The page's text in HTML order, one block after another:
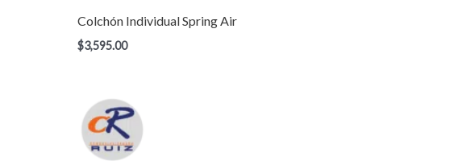
Colchón Individual Spring Air
$3,595.00